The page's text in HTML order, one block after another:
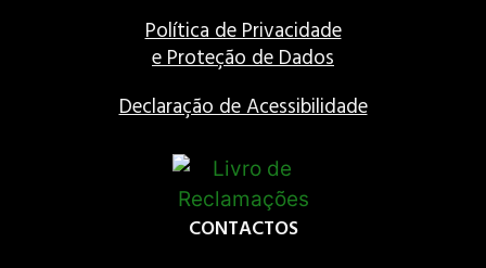
Política de Privacidade
e Proteção de Dados
Declaração de Acessibilidade
CONTACTOS